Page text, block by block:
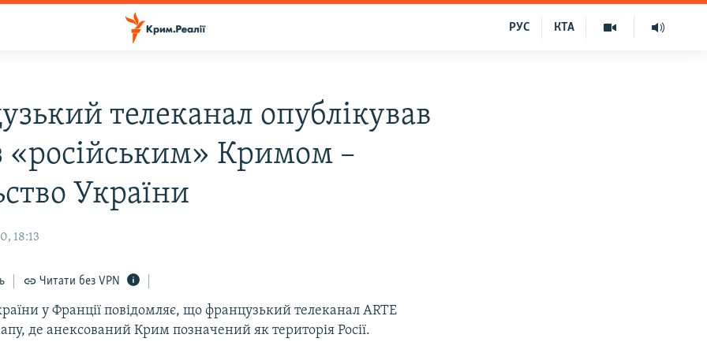
КТА
РУС
телеканал опублікував
«російським» Кримом –
України
18:13
Читати без VPN
у Франції повідомляє, що французький телеканал ARTE
де анексований Крим позначений як територія Росії.